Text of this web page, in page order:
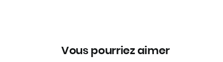
Vous pourriez aimer